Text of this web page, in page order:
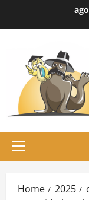
Primary
Home 2025